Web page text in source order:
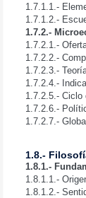
1.7.1.1.-
1.7.1.2.-
1.7.2.-
1.7.2.1.-
1.7.2.2.-
1.7.2.3.-
1.7.2.4.-
1.7.2.5.- Ciclo
1.7.2.6.-
1.7.2.7.-
1.8.-
1.8.1.-
1.8.1.1.-
1.8.1.2.-